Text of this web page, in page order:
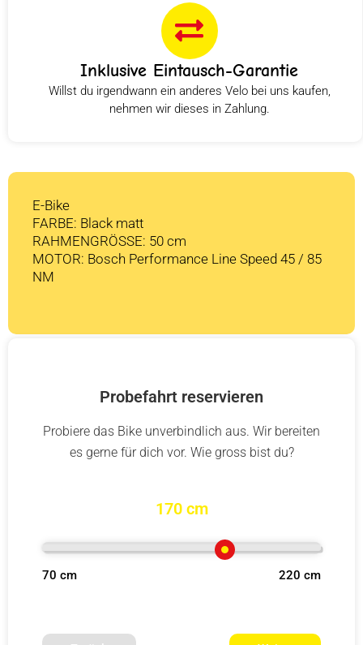
Inklusive Eintausch-Garantie
Willst du irgendwann ein anderes Velo bei uns kaufen,
nehmen wir dieses in Zahlung.
E-Bike
FARBE: Black matt
RAHMENGRÖSSE: 50 cm
MOTOR: Bosch Performance Line Speed 45 / 85
NM
Probefahrt reservieren
Probiere das Bike unverbindlich aus. Wir bereiten
es gerne für dich vor. Wie gross bist du?
170 cm
70 cm 220 cm